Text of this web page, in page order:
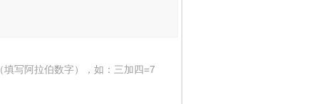
填写阿拉伯数字），如：三加四=7